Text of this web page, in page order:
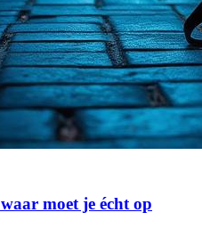
moet je écht op